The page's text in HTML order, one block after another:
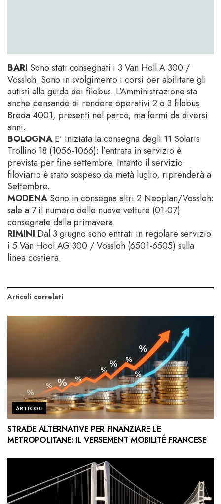
BARI Sono stati consegnati i 3 Van Holl A 300 /
Vossloh. Sono in svolgimento i corsi per abilitare gli
autisti alla guida dei filobus. L’Amministrazione sta
anche pensando di rendere operativi 2 o 3 filobus
Breda 4001, presenti nel parco, ma fermi da diversi
anni.
BOLOGNA E’ iniziata la consegna degli 11 Solaris
Trollino 18 (1056-1066): l’entrata in servizio è
prevista per fine settembre. Intanto il servizio
filoviario è stato sospeso da metà luglio, riprenderà a
Settembre.
MODENA Sono in consegna altri 2 Neoplan/Vossloh:
sale a 7 il numero delle nuove vetture (01-07)
consegnate dalla primavera.
RIMINI Dal 3 giugno sono entrati in regolare servizio
i 5 Van Hool AG 300 / Vossloh (6501-6505) sulla
linea costiera.
Articoli correlati
ARTICOLI
STRADE ALTERNATIVE PER FINANZIARE LE
METROPOLITANE: IL VERSEMENT MOBILITÉ FRANCESE